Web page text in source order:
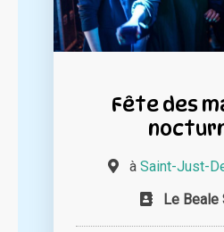
Fête des
à Saint-Just-
Le Beale